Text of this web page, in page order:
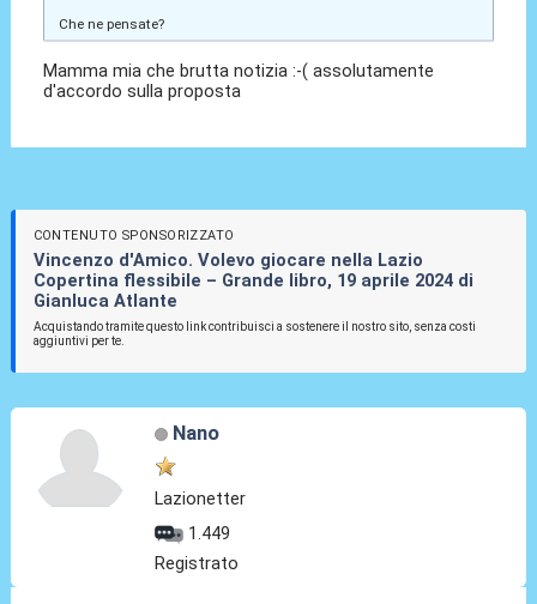
Che ne pensate?
Mamma mia che brutta notizia :-( assolutamente
d'accordo sulla proposta
CONTENUTO SPONSORIZZATO
Vincenzo d'Amico. Volevo giocare nella Lazio
Copertina flessibile – Grande libro, 19 aprile 2024 di
Gianluca Atlante
Acquistando tramite questo link contribuisci a sostenere il nostro sito, senza costi
aggiuntivi per te.
Nano
Lazionetter
1.449
Registrato